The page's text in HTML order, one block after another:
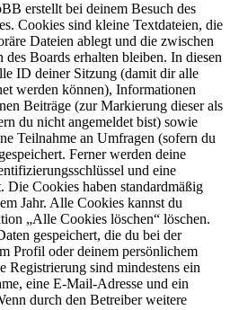
erstellt bei deinem Besuch des
Cookies sind kleine Textdateien, die
Dateien ablegt und die zwischen
Boards erhalten bleiben. In diesen
ID deiner Sitzung (damit dir alle
werden können), Informationen
Beiträge (zur Markierung dieser als
du nicht angemeldet bist) sowie
Teilnahme an Umfragen (sofern du
Ferner werden deine
und eine
Die Cookies haben standardmäßig
Jahr. Alle Cookies kannst du
„Alle Cookies löschen“ löschen.
gespeichert, die du bei der
Profil oder deinem persönlichem
Registrierung sind mindestens ein
eine E-Mail-Adresse und ein
durch den Betreiber weitere